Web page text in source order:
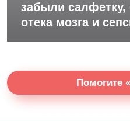
забыли салфетку,
отека мозга и
Помогите